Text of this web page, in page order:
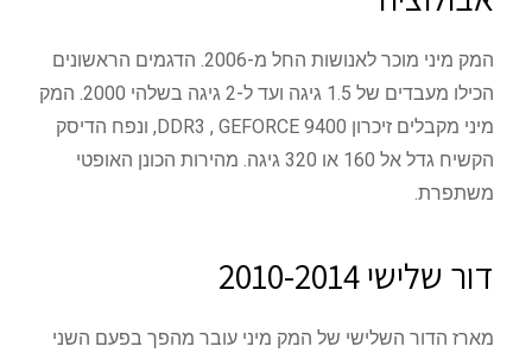
המק מיני מוכר לאנושות החל מ-2006. הדגמים הראשונים
הכילו מעבדים של 1.5 גיגה ועד ל-2 גיגה בשלהי 2000. המק
מיני מקבלים זיכרון DDR3 , GEFORCE 9400, ונפח הדיסק
הקשיח גדל אל 160 או 320 גיגה. מהירות הכונן האופטי
משתפרת.
דור שלישי 2010-2014
מארז הדור השלישי של המק מיני עובר מהפך בפעם השני